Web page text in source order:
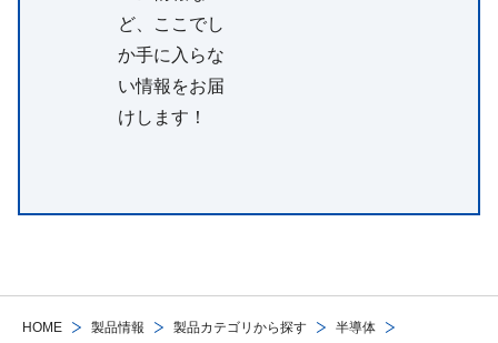
HOME 製品情報 製品カテゴリから探す 半導体
ど、ここでし
か手に入らな
い情報をお届
けします！